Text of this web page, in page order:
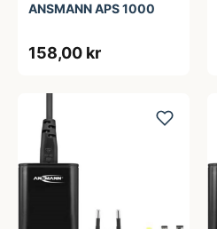
ANSMANN APS 1000
158,00 kr